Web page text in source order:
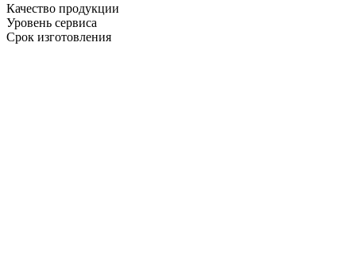
Качество продукции
Уровень сервиса
Срок изготовления